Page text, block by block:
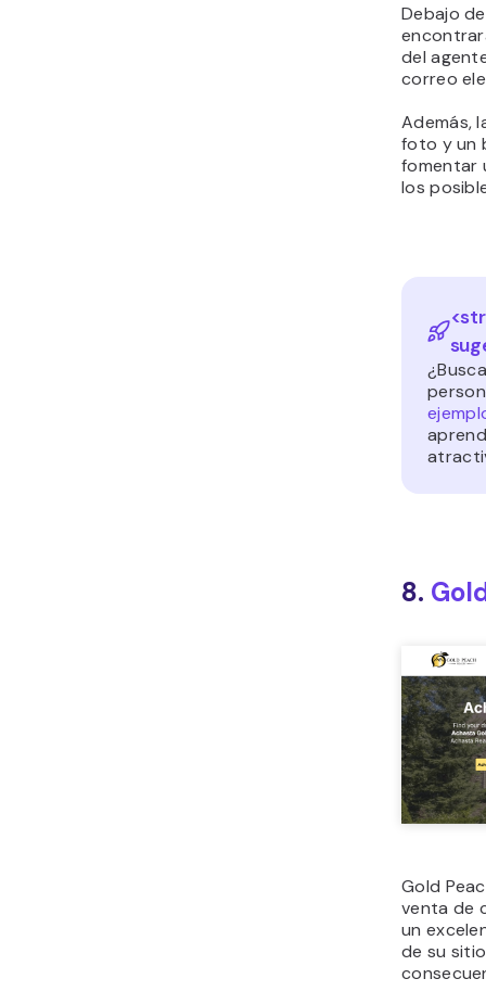
Debajo
del
correo
Además,
foto y un
fomentar
los
8.
Gold
venta de
un
de su